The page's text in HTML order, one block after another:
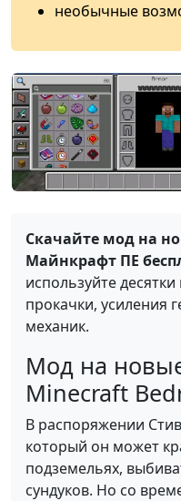
необычные
Скачайте мод на
Майнкрафт ПЕ
используйте
прокачки, усиления
механик.
Мод на
Minecraft
В распоряжении
который он может
подземельях,
сундуков. Но со